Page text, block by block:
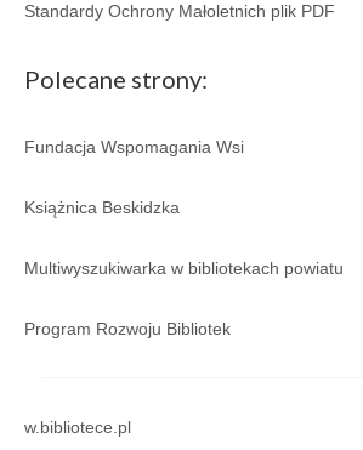
Galeria 2026
Galeria 2025
Galeria 2021
Galeria 2019
Standardy Ochrony Małoletnich plik PDF
Polecane strony:
Fundacja Wspomagania Wsi
Książnica Beskidzka
Multiwyszukiwarka w bibliotekach powiatu
Program Rozwoju Bibliotek
w.bibliotece.pl